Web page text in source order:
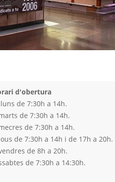
d'obertura
de 7:30h a 14h.
de 7:30h a 14h.
de 7:30h a 14h.
de 7:30h a 14h i de 17h a 20h.
de 8h a 20h.
de 7:30h a 14:30h.